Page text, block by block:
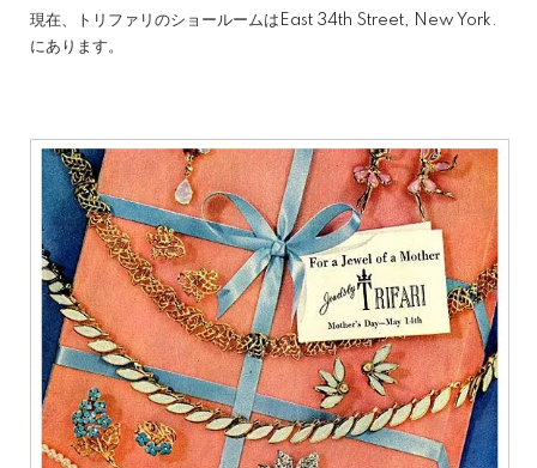
現在、トリファリのショールームはEast 34th Street, New York.
にあります。